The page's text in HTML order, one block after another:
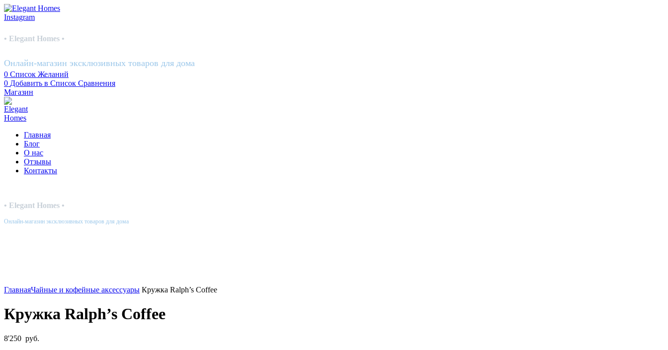
Instagram
• Elegant Homes •
Онлайн-магазин эксклюзивных товаров для дома
0 Список Желаний
0 Добавить в Список Сравнения
Магазин
Главная
Блог
О нас
Отзывы
Контакты
• Elegant Homes •
Онлайн-магазин эксклюзивных товаров для дома
ГлавнаяЧайные и кофейные аксессуары Кружка Ralph’s Coffee
Кружка Ralph’s Coffee
8'250 руб.